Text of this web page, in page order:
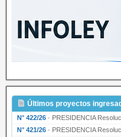
Últimos proyectos
N° 422/26 · PRESIDENCIA
N° 421/26 · PRESIDENCIA